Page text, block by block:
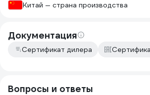
Китай — страна производства
Документация
Сертификат дилера
Вопросы и ответы